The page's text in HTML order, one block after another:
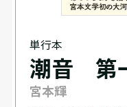
単行本
潮音 第
宮本輝